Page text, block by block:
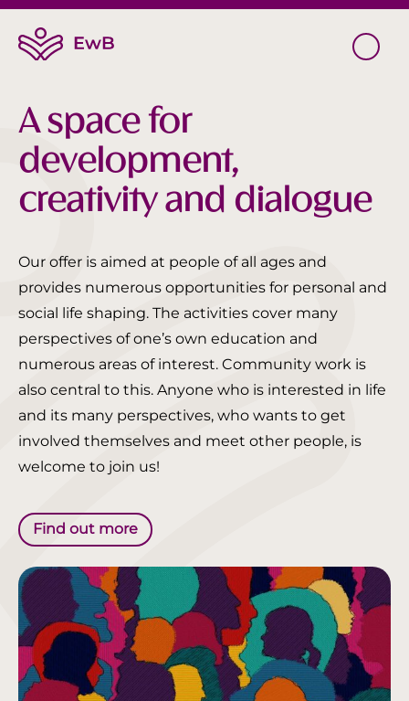
A space for
development,
creativity and dialogue
Our offer is aimed at people of all ages and
provides numerous opportunities for personal and
social life shaping. The activities cover many
perspectives of one’s own education and
numerous areas of interest. Community work is
also central to this. Anyone who is interested in life
and its many perspectives, who wants to get
involved themselves and meet other people, is
welcome to join us!
Find out more